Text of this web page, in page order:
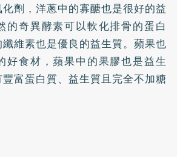
劑，洋蔥中的寡醣也是很好的益
的奇異酵素可以軟化排骨的蛋白
維素也是優良的益生質。蘋果也
好食材，蘋果中的果膠也是益生
富蛋白質、益生質且完全不加糖